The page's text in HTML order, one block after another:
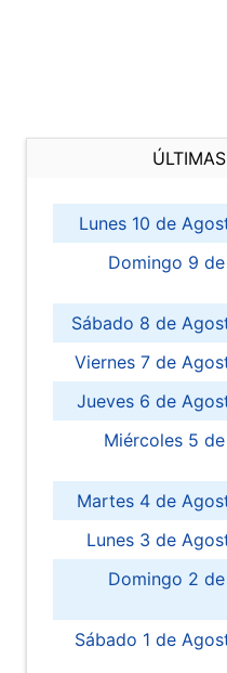
Lunes 10 de
Domingo 9
Sábado 8 de
Viernes 7 de
Jueves 6 de
Miércoles 5
Martes 4 de
Lunes 3 de
Domingo 2
Sábado 1 de